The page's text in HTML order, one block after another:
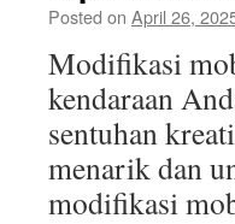
Posted on April 26,
Modifikasi
kendaraan
sentuhan
menarik dan
modifikasi